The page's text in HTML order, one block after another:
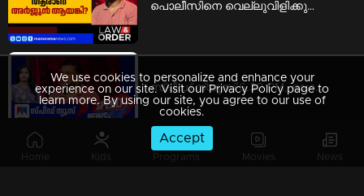
Home Kids Programs Movies News
പൊലീസിനെ വെല്ലുവിളിക്കുന്ന ഗുണ്ടാനേതാവ്; ആരാണ് അര്‍ജുന്‍ ആയങ്കി? | Law and Order
സ്പീഡ് ന്യൂസ് 6.30 PM, ഓഗസ്റ്റ് 08, 2026 | Speed News
We use cookies to personalize and enhance your
experience on our site. Visit our Privacy Policy page to
learn more. By using our site, you agree to our use of
cookies.
Accept